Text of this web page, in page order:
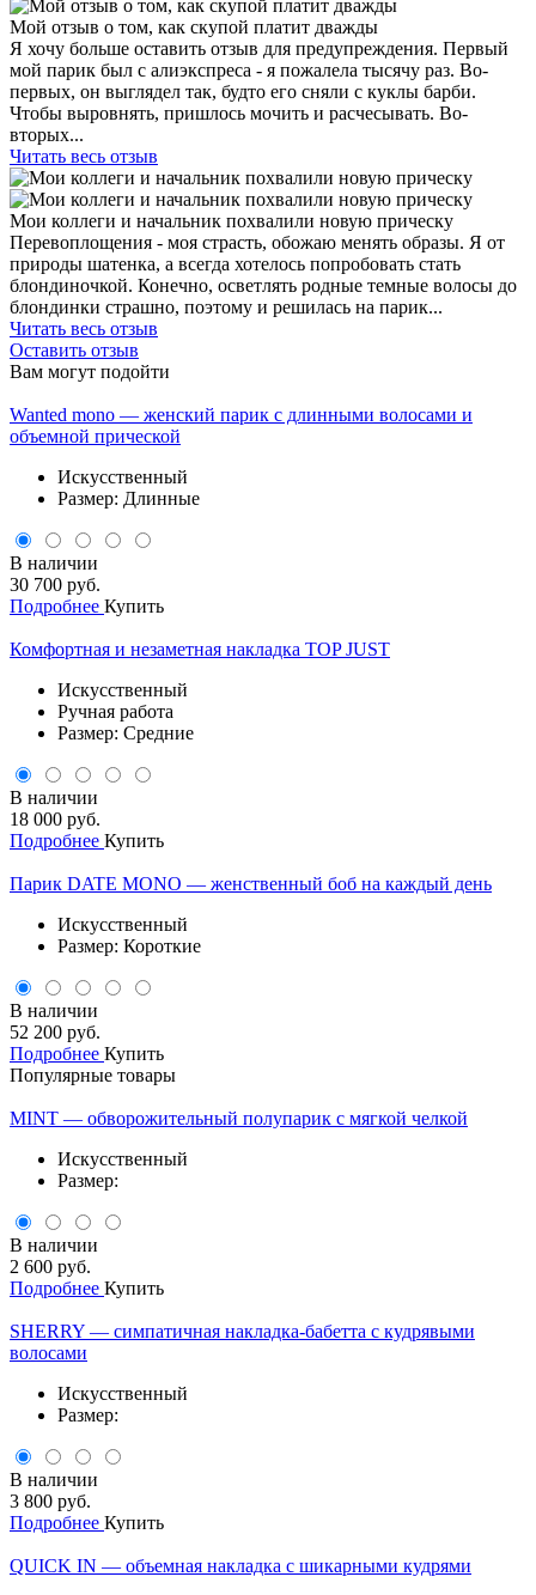
Мой отзыв о том, как скупой платит дважды
Я хочу больше оставить отзыв для предупреждения. Первый
мой парик был с алиэкспреса - я пожалела тысячу раз. Во-
первых, он выглядел так, будто его сняли с куклы барби.
Чтобы выровнять, пришлось мочить и расчесывать. Во-
вторых...
Читать весь отзыв
Мои коллеги и начальник похвалили новую прическу
Перевоплощения - моя страсть, обожаю менять образы. Я от
природы шатенка, а всегда хотелось попробовать стать
блондиночкой. Конечно, осветлять родные темные волосы до
блондинки страшно, поэтому и решилась на парик...
Читать весь отзыв
Оставить отзыв
Вам могут подойти
Wanted mono — женский парик с длинными волосами и
объемной прической
Искусственный
Размер: Длинные
В наличии
30 700 руб.
Подробнее Купить
Комфортная и незаметная накладка TOP JUST
Искусственный
Ручная работа
Размер: Средние
В наличии
18 000 руб.
Подробнее Купить
Парик DATE MONO — женственный боб на каждый день
Искусственный
Размер: Короткие
В наличии
52 200 руб.
Подробнее Купить
Популярные товары
MINT — обворожительный полупарик с мягкой челкой
Искусственный
Размер:
В наличии
2 600 руб.
Подробнее Купить
SHERRY — симпатичная накладка-бабетта с кудрявыми
волосами
Искусственный
Размер:
В наличии
3 800 руб.
Подробнее Купить
QUICK IN — объемная накладка с шикарными кудрями